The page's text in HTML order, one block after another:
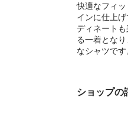
快適なフィ
インに仕上
ディネート
る一着とな
なシャツです
ショップの